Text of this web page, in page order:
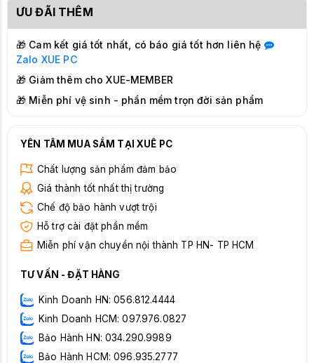
ƯU ĐÃI THÊM
🎁 Cam kết giá tốt nhất, có báo giá tốt hơn liên hệ
Zalo XUE PC
🎁 Giảm thêm cho XUE-MEMBER
🎁 Miễn phí vệ sinh - phần mềm trọn đời sản phẩm
YÊN TÂM MUA SẮM TẠI XUÊ PC
Chất lượng sản phẩm đảm bảo
Giá thành tốt nhất thị trường
Chế độ bảo hành vượt trội
Hỗ trợ cài đặt phần mềm
Miễn phí vận chuyển nội thành TP HN- TP HCM
TƯ VẤN - ĐẶT HÀNG
Kinh Doanh HN: 056.812.4444
Kinh Doanh HCM: 097.976.0827
Bảo Hành HN: 034.290.9989
Bảo Hành HCM: 096.935.2777